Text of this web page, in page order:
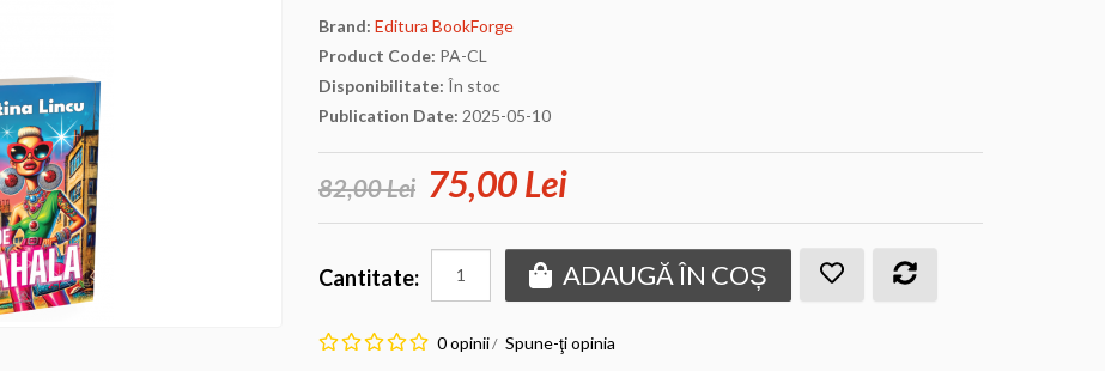
Brand: Editura BookForge
Product Code: PA-CL
Disponibilitate: În stoc
Publication Date: 2025-05-10
82,00 Lei 75,00 Lei
Cantitate: ADAUGĂ ÎN COȘ
0 opinii/ Spune-ţi opinia